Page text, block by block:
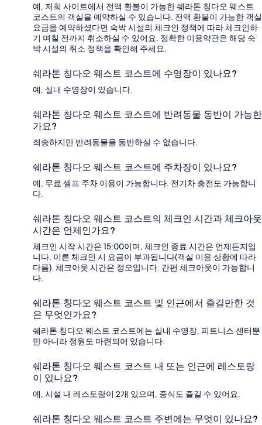
예, 저희 사이트에서 전액 환불이 가능한 쉐라톤 칭다오 웨스트
코스트의 객실을 예약하실 수 있습니다. 전액 환불이 가능한 객실
요금을 예약하셨다면 숙박 시설의 체크인 정책에 따라 체크인하
기 며칠 전까지 취소하실 수 있어요. 정확한 이용약관은 해당 숙
박 시설의 취소 정책을 확인해 주세요.
쉐라톤 칭다오 웨스트 코스트에 수영장이 있나요?
예, 실내 수영장이 있습니다.
쉐라톤 칭다오 웨스트 코스트에 반려동물 동반이 가능한
가요?
죄송하지만 반려동물을 동반하실 수 없습니다.
쉐라톤 칭다오 웨스트 코스트에 주차장이 있나요?
예, 무료 셀프 주차 이용이 가능합니다. 전기차 충전도 가능합니
다.
쉐라톤 칭다오 웨스트 코스트의 체크인 시간과 체크아웃
시간은 언제인가요?
체크인 시작 시간은 15:00이며, 체크인 종료 시간은 언제든지입
니다. 이른 체크인 시 요금이 부과됩니다(객실 이용 상황에 따라
다름). 체크아웃 시간은 정오입니다. 간편 체크아웃이 가능합니
다.
쉐라톤 칭다오 웨스트 코스트 및 인근에서 즐길만한 것
은 무엇인가요?
쉐라톤 칭다오 웨스트 코스트에는 실내 수영장, 피트니스 센터뿐
만 아니라 정원도 마련되어 있습니다.
쉐라톤 칭다오 웨스트 코스트 내 또는 인근에 레스토랑
이 있나요?
예, 시설 내 레스토랑이 2개 있으며, 중식도 즐길 수 있어요.
쉐라톤 칭다오 웨스트 코스트 주변에는 무엇이 있나요?